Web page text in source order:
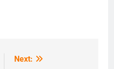
Next: